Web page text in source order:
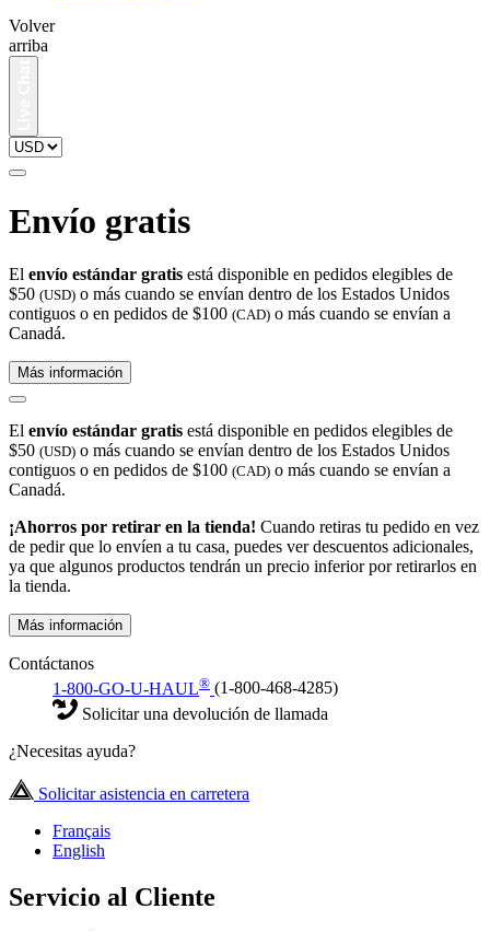
Volver
arriba
Envío gratis
El envío estándar gratis está disponible en pedidos elegibles de
$50 (USD) o más cuando se envían dentro de los Estados Unidos
contiguos o en pedidos de $100 (CAD) o más cuando se envían a
Canadá.
Más información
El envío estándar gratis está disponible en pedidos elegibles de
$50 (USD) o más cuando se envían dentro de los Estados Unidos
contiguos o en pedidos de $100 (CAD) o más cuando se envían a
Canadá.
¡Ahorros por retirar en la tienda! Cuando retiras tu pedido en vez
de pedir que lo envíen a tu casa, puedes ver descuentos adicionales,
ya que algunos productos tendrán un precio inferior por retirarlos en
la tienda.
Más información
Contáctanos
1-800-GO-U-HAUL® (1-800-468-4285)
Solicitar una devolución de llamada
¿Necesitas ayuda?
Solicitar asistencia en carretera
Français
English
Servicio al Cliente